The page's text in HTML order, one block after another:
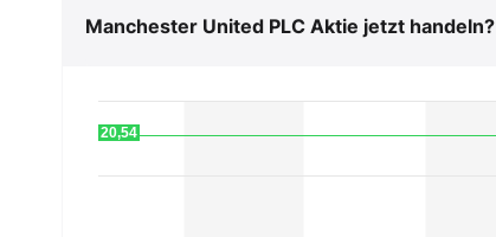
Experten
Mein B:O
Manchester United PLC Aktie jetzt handeln?
20,54